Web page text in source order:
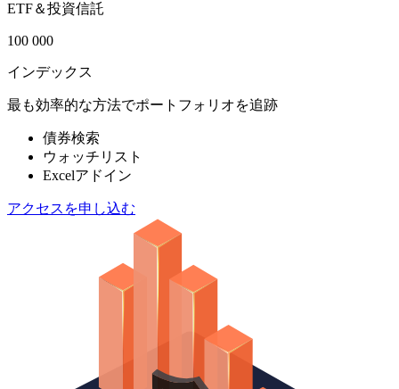
ETF＆投資信託
100 000
インデックス
最も効率的な方法でポートフォリオを追跡
債券検索
ウォッチリスト
Excelアドイン
アクセスを申し込む